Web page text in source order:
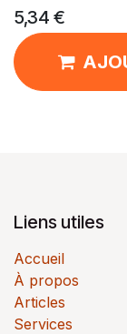
5,34 €
Liens utiles
Accueil
À propos
Articles
Services